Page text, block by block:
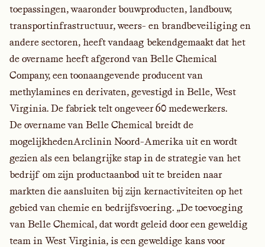
toepassingen, waaronder bouwproducten, landbouw,
transportinfrastructuur, weers- en brandbeveiliging en
andere sectoren, heeft vandaag bekendgemaakt dat het
de overname heeft afgerond van Belle Chemical
Company, een toonaangevende producent van
methylamines en derivaten, gevestigd in Belle, West
Virginia. De fabriek telt ongeveer 60 medewerkers.
De overname van Belle Chemical breidt de
mogelijkhedenArclinin Noord-Amerika uit en wordt
gezien als een belangrijke stap in de strategie van het
bedrijf om zijn productaanbod uit te breiden naar
markten die aansluiten bij zijn kernactiviteiten op het
gebied van chemie en bedrijfsvoering. „De toevoeging
van Belle Chemical, dat wordt geleid door een geweldig
team in West Virginia, is een geweldige kans voor